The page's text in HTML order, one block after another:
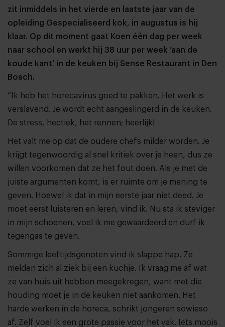
zit inmiddels in het vierde en laatste jaar van de
opleiding Gespecialiseerd kok, in augustus is hij
klaar. Op dit moment gaat Koen één dag per week
naar school en werkt hij 38 uur per week ‘aan de
koude kant’ in de keuken bij Sense Restaurant in Den
Bosch.
“Ik heb het horecavirus goed te pakken. Het werk is
verslavend. Je wordt echt aangeslingerd in de keuken.
De stress, hectiek, het rennen; heerlijk!
Het valt me op dat de oudere chefs milder worden. Je
krijgt tegenwoordig al snel kritiek over je heen, dus ze
willen voorkomen dat ze het fout doen. Als je met de
juiste argumenten komt, is er ruimte om je mening te
geven. Hoewel ik dat in mijn eerste jaar niet deed. Je
moet eerst luisteren en leren, vind ik. Nu sta ik steviger
in mijn schoenen, voel ik me gewaardeerd en durf ik
tegengas te geven.
Sommige leeftijdsgenoten vind ik slappe hap. Ze
melden zich al ziek bij een kuchje. Ik vraag me af wat
ze van huis uit hebben meegekregen, want met die
houding moet je in de keuken niet aankomen. Het
harde werken in de horeca, schrikt jongeren sowieso
af. Zelf voel ik een grote passie voor het vak. Iets moois